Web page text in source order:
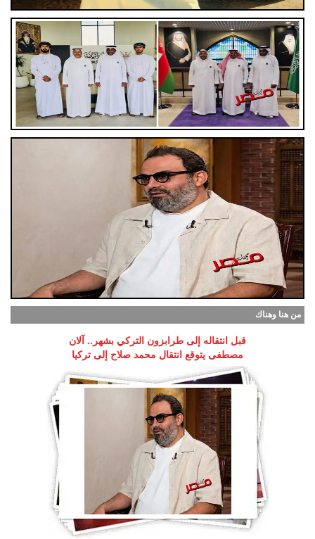
من هنا وهناك
قبل انتقاله إلى طرابزون التركي بشهر.. آلان
مصطفى يتوقع انتقال محمد صلاح إلى تركيا